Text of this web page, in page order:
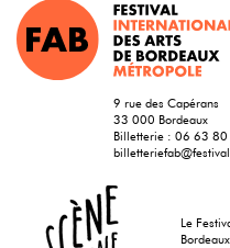
9 rue des Capérans
33 000 Bordeaux
Billetterie : 06 63
Le